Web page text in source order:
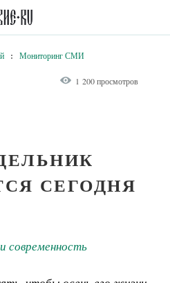
: Мониторинг СМИ
1 200 просмотров
СЕГОДНЯ
современность